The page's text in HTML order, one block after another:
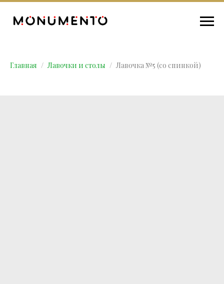
Главная Лавочки и столы Лавочка №5 (со спинкой)